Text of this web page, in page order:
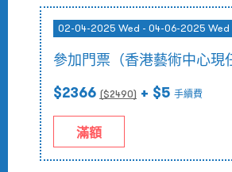
02-04-2025 Wed - 04-06-2025 Wed
參加門票（香港藝術中心現
$2366 ($2490) + $5 手續費
滿額